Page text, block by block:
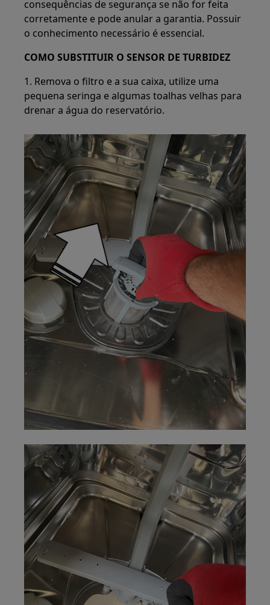
consequências de segurança se não for feita
corretamente e pode anular a garantia. Possuir
o conhecimento necessário é essencial.
COMO SUBSTITUIR O SENSOR DE TURBIDEZ
1. Remova o filtro e a sua caixa, utilize uma
pequena seringa e algumas toalhas velhas para
drenar a água do reservatório.